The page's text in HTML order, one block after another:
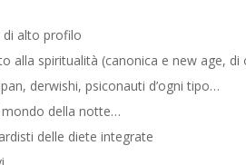
di alto profilo
alla spiritualità (canonica e new age,
derwishi, psiconauti d’ogni tipo…
della notte…
delle diete integrate